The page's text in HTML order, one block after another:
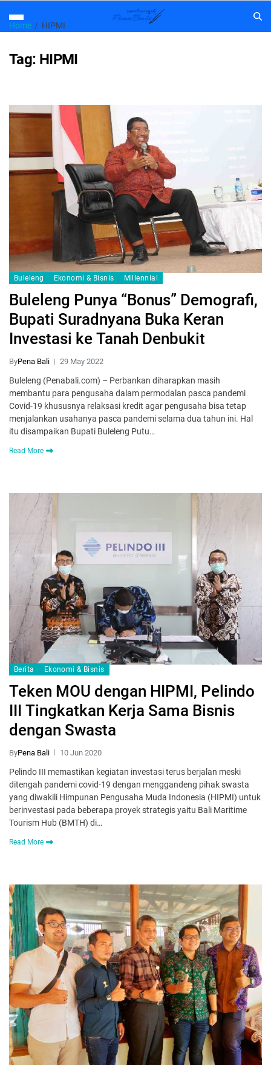
Home HIPMI
Tag: HIPMI
Buleleng Ekonomi & Bisnis Millennial
Buleleng Punya “Bonus” Demografi,
Bupati Suradnyana Buka Keran
Investasi ke Tanah Denbukit
ByPena Bali 29 May 2022
Buleleng (Penabali.com) – Perbankan diharapkan masih
membantu para pengusaha dalam permodalan pasca pandemi
Covid-19 khususnya relaksasi kredit agar pengusaha bisa tetap
menjalankan usahanya pasca pandemi selama dua tahun ini. Hal
itu disampaikan Bupati Buleleng Putu…
Read More
Berita Ekonomi & Bisnis
Teken MOU dengan HIPMI, Pelindo
III Tingkatkan Kerja Sama Bisnis
dengan Swasta
ByPena Bali 10 Jun 2020
Pelindo III memastikan kegiatan investasi terus berjalan meski
ditengah pandemi covid-19 dengan menggandeng pihak swasta
yang diwakili Himpunan Pengusaha Muda Indonesia (HIPMI) untuk
berinvestasi pada beberapa proyek strategis yaitu Bali Maritime
Tourism Hub (BMTH) di…
Read More